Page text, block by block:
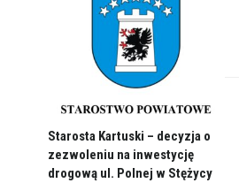
Starosta Kartuski – decyzja o
zezwoleniu na inwestycję
drogową ul. Polnej w Stężycy